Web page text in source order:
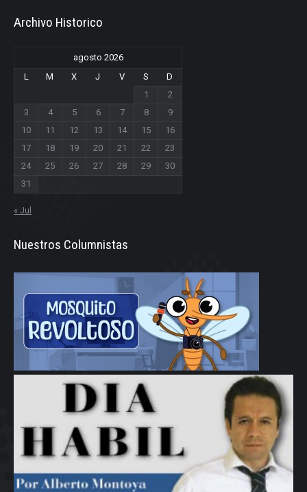
Archivo Historico
agosto 2026
L
M X J V S
D
1
2
3
4 5 6 7 8
9
10
11 12 13 14 15
16
17
18 19 20 21 22
23
24
25 26 27 28 29
30
31
« Jul
Nuestros Columnistas